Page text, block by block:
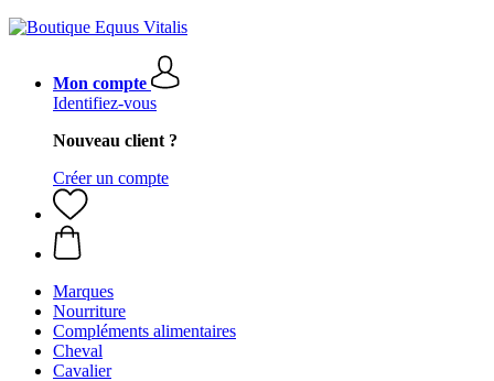
Mon compte
Identifiez-vous
Nouveau client ?
Créer un compte
Marques
Nourriture
Compléments alimentaires
Cheval
Cavalier